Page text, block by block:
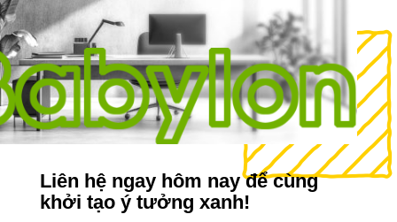
Liên hệ ngay hôm nay để cùng
khởi tạo ý tưởng xanh!